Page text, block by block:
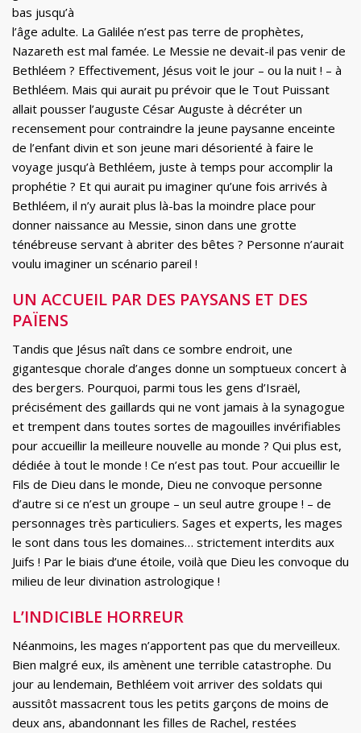
bas jusqu’à
l’âge adulte. La Galilée n’est pas terre de prophètes,
Nazareth est mal famée. Le Messie ne devait-il pas venir de
Bethléem ? Effectivement, Jésus voit le jour – ou la nuit ! – à
Bethléem. Mais qui aurait pu prévoir que le Tout Puissant
allait pousser l’auguste César Auguste à décréter un
recensement pour contraindre la jeune paysanne enceinte
de l’enfant divin et son jeune mari désorienté à faire le
voyage jusqu’à Bethléem, juste à temps pour accomplir la
prophétie ? Et qui aurait pu imaginer qu’une fois arrivés à
Bethléem, il n’y aurait plus là-bas la moindre place pour
donner naissance au Messie, sinon dans une grotte
ténébreuse servant à abriter des bêtes ? Personne n’aurait
voulu imaginer un scénario pareil !
UN ACCUEIL PAR DES PAYSANS ET DES
PAÏENS
Tandis que Jésus naît dans ce sombre endroit, une
gigantesque chorale d’anges donne un somptueux concert à
des bergers. Pourquoi, parmi tous les gens d’Israël,
précisément des gaillards qui ne vont jamais à la synagogue
et trempent dans toutes sortes de magouilles invérifiables
pour accueillir la meilleure nouvelle au monde ? Qui plus est,
dédiée à tout le monde ! Ce n’est pas tout. Pour accueillir le
Fils de Dieu dans le monde, Dieu ne convoque personne
d’autre si ce n’est un groupe – un seul autre groupe ! – de
personnages très particuliers. Sages et experts, les mages
le sont dans tous les domaines… strictement interdits aux
Juifs ! Par le biais d’une étoile, voilà que Dieu les convoque du
milieu de leur divination astrologique !
L’INDICIBLE HORREUR
Néanmoins, les mages n’apportent pas que du merveilleux.
Bien malgré eux, ils amènent une terrible catastrophe. Du
jour au lendemain, Bethléem voit arriver des soldats qui
aussitôt massacrent tous les petits garçons de moins de
deux ans, abandonnant les filles de Rachel, restées